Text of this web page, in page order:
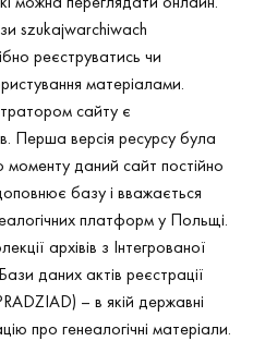
szukajwarchiwach
реєструватись чи
матеріалами.
сайту є
Перша версія ресурсу була
даний сайт постійно
базу і вважається
платформ у Польщі.
архівів з Інтегрованої
даних актів реєстрації
– в якій державні
про генеалогічні матеріали.